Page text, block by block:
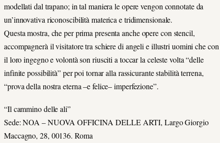
modellati dal trapano; in tal maniera le opere vengon connotate da
un’innovativa riconoscibilità materica e tridimensionale.
Questa mostra, che per prima presenta anche opere con stencil,
accompagnerà il visitatore tra schiere di angeli e illustri uomini che con
il loro ingegno e volontà son riusciti a toccar la celeste volta “delle
infinite possibilità” per poi tornar alla rassicurante stabilità terrena,
“prova della nostra eterna –e felice– imperfezione”.
“Il cammino delle ali”
Sede: NOA – NUOVA OFFICINA DELLE ARTI, Largo Giorgio
Maccagno, 28, 00136. Roma